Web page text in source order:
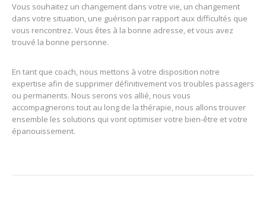
Vous souhaitez un changement dans votre vie, un changement
dans votre situation, une guérison par rapport aux difficultés que
vous rencontrez. Vous êtes à la bonne adresse, et vous avez
trouvé la bonne personne.
En tant que coach, nous mettons à votre disposition notre
expertise afin de supprimer définitivement vos troubles passagers
ou permanents. Nous serons vos allié, nous vous
accompagnerons tout au long de la thérapie, nous allons trouver
ensemble les solutions qui vont optimiser votre bien-être et votre
épanouissement.